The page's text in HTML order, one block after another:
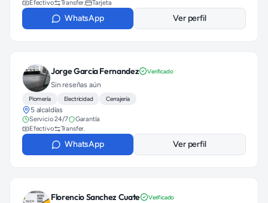
Efectivo
Transfer. Tarjeta
WhatsApp Ver perfil
Jorge Garcia Fernandez Verificado
Sin reseñas aún
Plomería Electricidad Cerrajería
5 alcaldías
Servicio 24/7
Garantía
Efectivo
Transfer.
WhatsApp Ver perfil
Florencio Sanchez Cuate Verificado